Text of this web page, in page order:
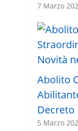
7 Marzo
Abolito
Decreto
5 Marzo